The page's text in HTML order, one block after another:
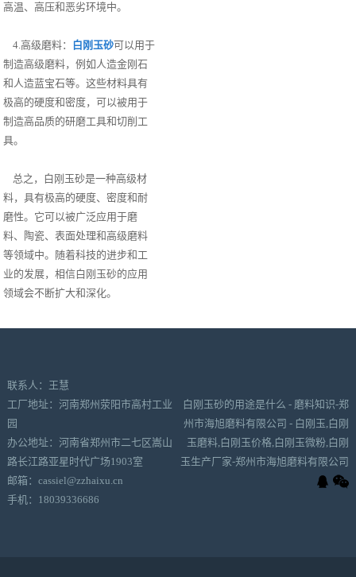
高温、高压和恶劣环境中。
4.高级磨料： 白刚玉砂可以用于
制造高级磨料，例如人造金刚石
和人造蓝宝石等。这些材料具有
极高的硬度和密度，可以被用于
制造高品质的研磨工具和切削工
具。
总之，白刚玉砂是一种高级材
料，具有极高的硬度、密度和耐
磨性。它可以被广泛应用于磨
料、陶瓷、表面处理和高级磨料
等领域中。随着科技的进步和工
业的发展，相信白刚玉砂的应用
领域会不断扩大和深化。
联系人：王慧
工厂地址：河南郑州荥阳市高村工业
园
办公地址：河南省郑州市二七区嵩山
路长江路亚星时代广场1903室
邮箱：cassiel@zzhaixu.cn
手机：18039336686
白刚玉砂的用途是什么 - 磨料知识-郑
州市海旭磨料有限公司 - 白刚玉,白刚
玉磨料,白刚玉价格,白刚玉微粉,白刚
玉生产厂家-郑州市海旭磨料有限公司